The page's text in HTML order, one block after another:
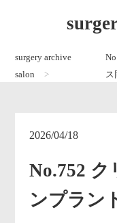
surgery archive
salon
ス
2026/04/18
No.752 ク
ンプラン